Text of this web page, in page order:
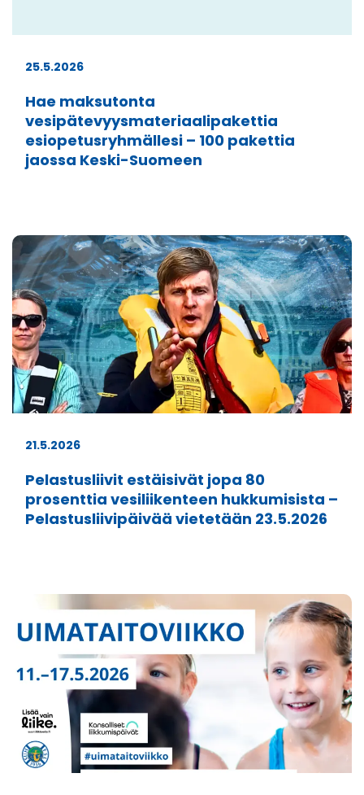
25.5.2026
Hae maksutonta
vesipätevyysmateriaalipakettia
esiopetusryhmällesi – 100 pakettia
jaossa Keski-Suomeen
21.5.2026
Pelastusliivit estäisivät jopa 80
prosenttia vesiliikenteen hukkumisista –
Pelastusliivipäivää vietetään 23.5.2026